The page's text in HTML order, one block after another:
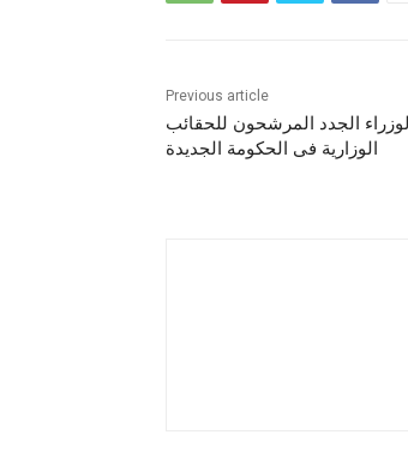
Previous article
الجدد المرشحون للحقائب
الوزارية فى الحكومة الجديدة